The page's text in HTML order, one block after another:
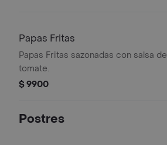
Papas Fritas
Papas Fritas sazonadas con salsa de
tomate.
$ 9900
Postres